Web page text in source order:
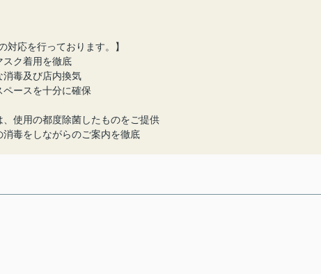
対応を行っております。】
スク着用を徹底
毒及び店内換気
ースを十分に確保
使用の都度除菌したものをご提供
毒をしながらのご案内を徹底